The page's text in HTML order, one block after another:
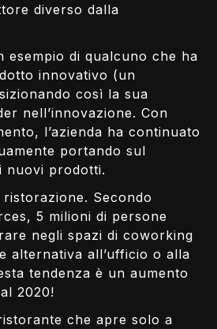
diverso dalla
esempio di qualcuno che ha
innovativo (un
così la sua
nell’innovazione. Con
l’azienda ha continuato
portando sul
nuovi prodotti.
Secondo
5 milioni di persone
negli spazi di coworking
alternativa all’ufficio o alla
tendenza è un aumento
2020!
che apre solo a